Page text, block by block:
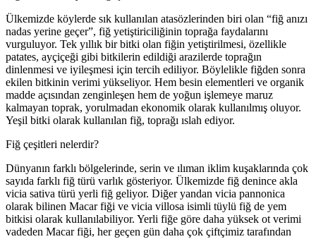
Ülkemizde köylerde sık kullanılan atasözlerinden biri olan “fiğ anızı
nadas yerine geçer”, fiğ yetiştiriciliğinin toprağa faydalarını
vurguluyor. Tek yıllık bir bitki olan fiğin yetiştirilmesi, özellikle
patates, ayçiçeği gibi bitkilerin edildiği arazilerde toprağın
dinlenmesi ve iyileşmesi için tercih ediliyor. Böylelikle fiğden sonra
ekilen bitkinin verimi yükseliyor. Hem besin elementleri ve organik
madde açısından zenginleşen hem de yoğun işlemeye maruz
kalmayan toprak, yorulmadan ekonomik olarak kullanılmış oluyor.
Yeşil bitki olarak kullanılan fiğ, toprağı ıslah ediyor.
Fiğ çeşitleri nelerdir?
Dünyanın farklı bölgelerinde, serin ve ılıman iklim kuşaklarında çok
sayıda farklı fiğ türü varlık gösteriyor. Ülkemizde fiğ denince akla
vicia sativa türü yerli fiğ geliyor. Diğer yandan vicia pannonica
olarak bilinen Macar fiği ve vicia villosa isimli tüylü fiğ de yem
bitkisi olarak kullanılabiliyor. Yerli fiğe göre daha yüksek ot verimi
vadeden Macar fiği, her geçen gün daha çok çiftçimiz tarafından